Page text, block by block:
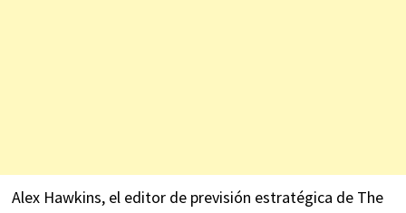
Alex Hawkins, el editor de previsión estratégica de The